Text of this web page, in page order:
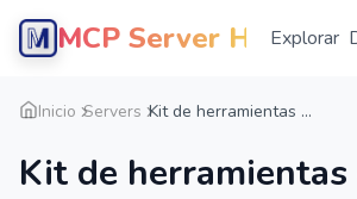
MCP Server HubExplorar
Inicio Servers Kit de herramientas ...
Kit de